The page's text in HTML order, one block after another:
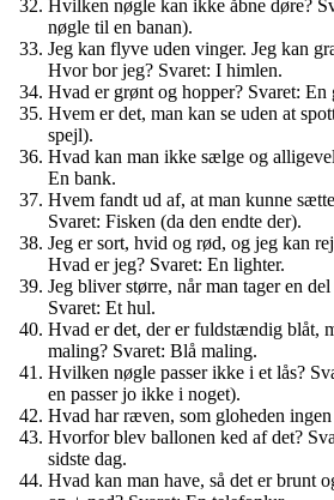
Hvilken nøgle kan ikke åbne døre?
nøgle til en banan).
Jeg kan flyve uden vinger. Jeg kan
Hvor bor jeg? Svaret: I himlen.
Hvad er grønt og hopper? Svaret: En
Hvem er det, man kan se uden at
spejl).
Hvad kan man ikke sælge og
En bank.
Hvem fandt ud af, at man kunne
Svaret: Fisken (da den endte der).
Jeg er sort, hvid og rød, og jeg kan
Hvad er jeg? Svaret: En lighter.
Jeg bliver større, når man tager en
Svaret: Et hul.
Hvad er det, der er fuldstændig blåt,
maling? Svaret: Blå maling.
Hvilken nøgle passer ikke i et lås?
en passer jo ikke i noget).
Hvad har ræven, som gloheden
Hvorfor blev ballonen ked af det?
sidste dag.
Hvad kan man have, så det er brunt